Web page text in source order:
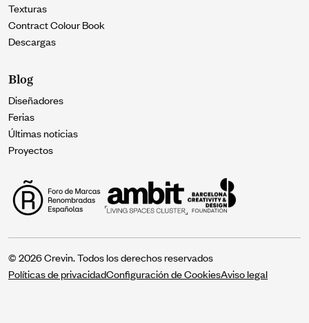
Texturas
Contract Colour Book
Descargas
Blog
Diseñadores
Ferias
Últimas noticias
Proyectos
© 2026 Crevin. Todos los derechos reservados
Políticas de privacidadConfiguración de CookiesAviso legal